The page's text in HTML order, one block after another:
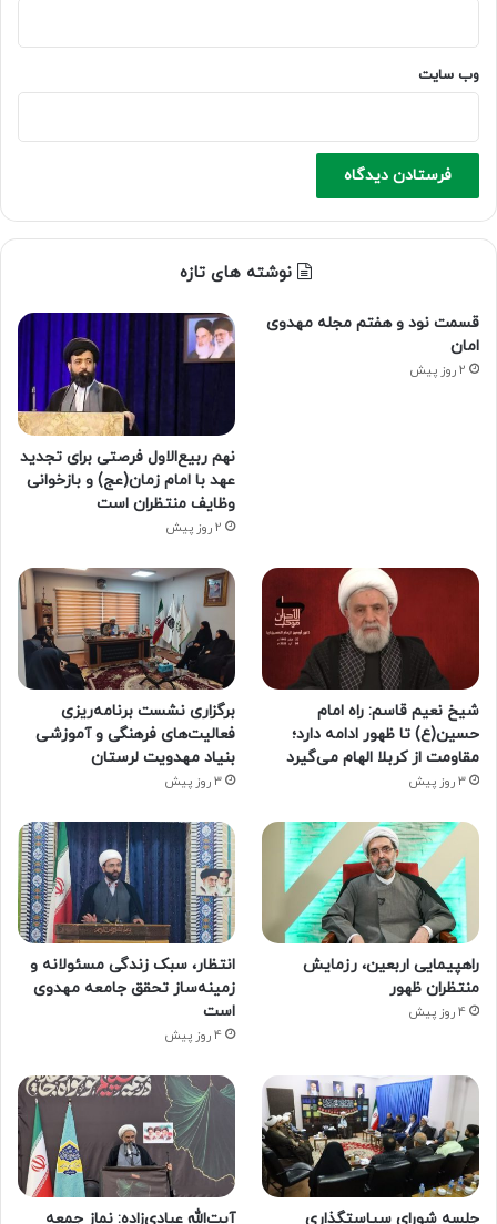
وب‌ سایت
نوشته های تازه
قسمت نود و هفتم مجله مهدوی
امان
2 روز پیش
نهم ربیع‌الاول فرصتی برای تجدید
عهد با امام زمان(عج) و بازخوانی
وظایف منتظران است
2 روز پیش
شیخ نعیم قاسم: راه امام
حسین(ع) تا ظهور ادامه دارد؛
مقاومت از کربلا الهام می‌گیرد
3 روز پیش
برگزاری نشست برنامه‌ریزی
فعالیت‌های فرهنگی و آموزشی
بنیاد مهدویت لرستان
3 روز پیش
راهپیمایی اربعین، رزمایش
منتظران ظهور
4 روز پیش
انتظار، سبک زندگی مسئولانه و
زمینه‌ساز تحقق جامعه مهدوی
است
4 روز پیش
جلسه شورای سیاستگذاری آیت‌الله عبادی‌زاده: نماز جمعه